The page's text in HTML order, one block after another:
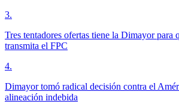
3.
Tres tentadores ofertas tiene la Dimayor para
transmita el FPC
4.
Dimayor tomó radical decisión contra el
alineación indebida